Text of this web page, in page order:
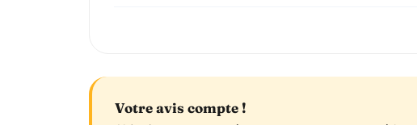
Votre avis compte !